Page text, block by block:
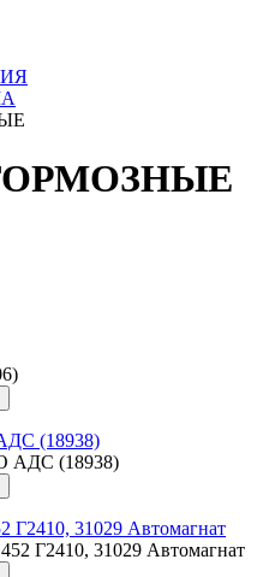
(18938)
Г2410, 31029 Автомагнат